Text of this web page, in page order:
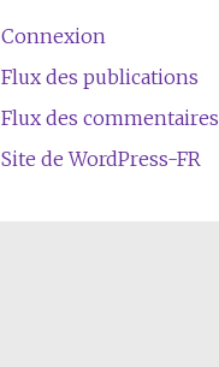
Connexion
Flux des publications
Flux des commentaires
Site de WordPress-FR